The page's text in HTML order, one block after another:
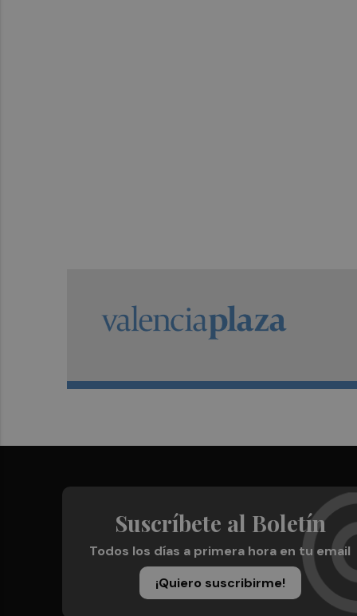
Suscríbete al Boletín
Todos los días a primera hora en tu email
¡Quiero suscribirme!